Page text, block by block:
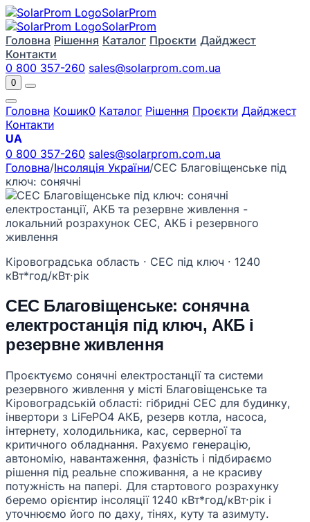
SolarProm
SolarProm
Головна Рішення Каталог Проєкти Дайджест
Контакти
0 800 357-260 sales@solarprom.com.ua
0
Головна Кошик0 Каталог Рішення Проєкти Дайджест
Контакти
UA
0 800 357-260 sales@solarprom.com.ua
Головна/Інсоляція України/СЕС Благовіщенське під
ключ: сонячні
Кіровоградська область · СЕС під ключ · 1240
кВт*год/кВт·рік
СЕС Благовіщенське: сонячна
електростанція під ключ, АКБ і
резервне живлення
Проєктуємо сонячні електростанції та системи
резервного живлення у місті Благовіщенське та
Кіровоградській області: гібридні СЕС для будинку,
інвертори з LiFePO4 АКБ, резерв котла, насоса,
інтернету, холодильника, кас, серверної та
критичного обладнання. Рахуємо генерацію,
автономію, навантаження, фазність і підбираємо
рішення під реальне споживання, а не красиву
потужність на папері. Для стартового розрахунку
беремо орієнтир інсоляції 1240 кВт*год/кВт·рік і
уточнюємо його по даху, тінях, куту та азимуту.